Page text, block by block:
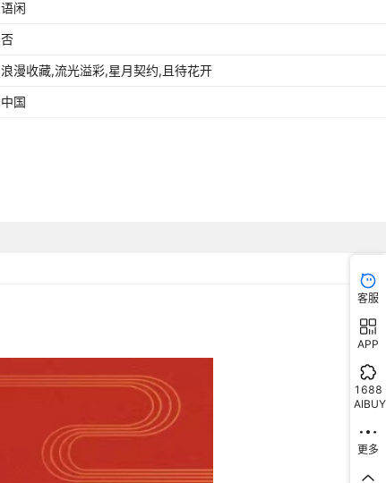
语闲
否
浪漫收藏,流光溢彩,星月契约,且待花开
中国
客服
APP
1688
AIBUY
更多